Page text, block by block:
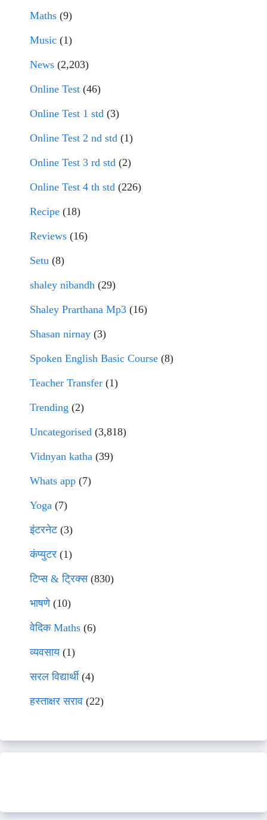
Maths (9)
Music (1)
News (2,203)
Online Test (46)
Online Test 1 std (3)
Online Test 2 nd std (1)
Online Test 3 rd std (2)
Online Test 4 th std (226)
Recipe (18)
Reviews (16)
Setu (8)
shaley nibandh (29)
Shaley Prarthana Mp3 (16)
Shasan nirnay (3)
Spoken English Basic Course (8)
Teacher Transfer (1)
Trending (2)
Uncategorised (3,818)
Vidnyan katha (39)
Whats app (7)
Yoga (7)
इंटरनेट(3)
कंप्युटर (1)
टिप्स & ट्रिक्स(830)
भाषणे(10)
वेदिक Maths (6)
व्यवसाय(1)
सरल विद्यार्थी(4)
हस्ताक्षर सराव (22)